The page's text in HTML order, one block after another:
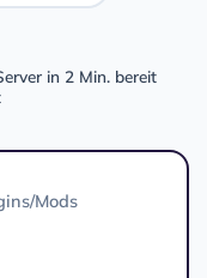
in 2 Min. bereit
Mods